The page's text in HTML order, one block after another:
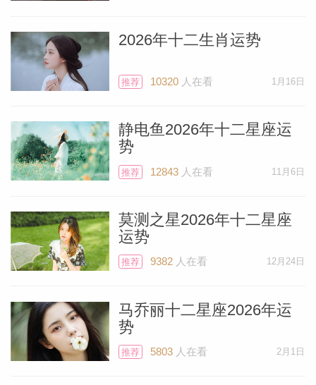
个人资
2026年十二生肖运势
推荐 10320人在看 1月16日
静电鱼2026年十二星座运
势
推荐 12843人在看 11月6日
莫测之星2026年十二星座
运势
推荐 9382人在看 12月24日
马乔丽十二星座2026年运
势
推荐 5803人在看 2月1日